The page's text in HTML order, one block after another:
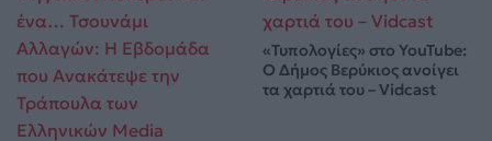
«Τυπολογίες» στο YouTube:
Ο Δήμος Βερύκιος ανοίγει
τα χαρτιά του – Vidcast